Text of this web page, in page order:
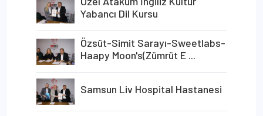
Yabancı Dil Kursu
Özsüt-Simit Sarayı-Sweetlabs-
Haapy Moon's(Zümrüt E ...
Samsun Liv Hospital Hastanesi